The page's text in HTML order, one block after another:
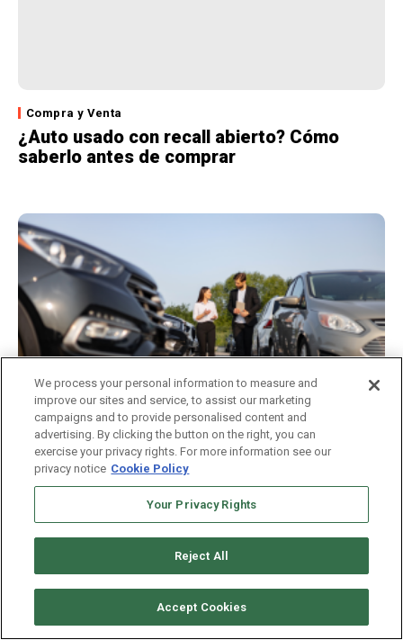
Compra y Venta
¿Auto usado con recall abierto? Cómo
saberlo antes de comprar
Compra y Venta
Autos nuevos que puedes comprar por
menos de $25,000 dólares en 2026
VER MÁS
We process your personal information to measure and
improve our sites and service, to assist our marketing
campaigns and to provide personalised content and
advertising. By clicking the button on the right, you can
exercise your privacy rights. For more information see our
privacy notice Cookie Policy
Your Privacy Rights
Reject All
Accept Cookies